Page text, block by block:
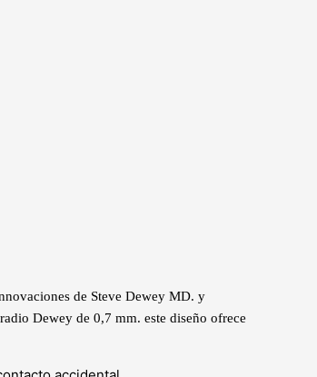
de Steve Dewey MD. y
Dewey de 0,7 mm. este diseño ofrece